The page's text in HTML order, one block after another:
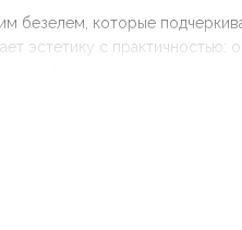
которые
эстетику с